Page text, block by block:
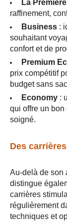
La Première
raffinement,
Business :
souhaitant
confort et de
Premium
prix compétitif
budget sans
Economy :
qui offre un
soigné.
Des
Au-delà de son
distingue
carrières
régulièrement
techniques et